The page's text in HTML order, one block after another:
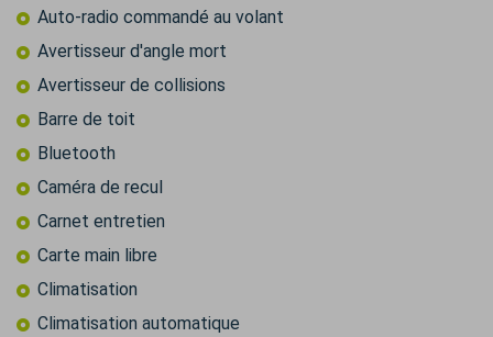
Auto-radio commandé au volant
Avertisseur d'angle mort
Avertisseur de collisions
Barre de toit
Bluetooth
Caméra de recul
Carnet entretien
Carte main libre
Climatisation
Climatisation automatique